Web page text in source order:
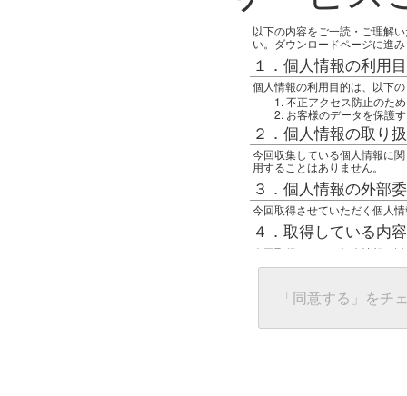
以下の内容をご一読・ご理解
い。ダウンロードページに進
１．個人情報の利用
個人情報の利用目的は、以下
不正アクセス防止のため
お客様のデータを保護
２．個人情報の取り
今回収集している個人情報に
用することはありません。
３．個人情報の外部
今回取得させていただく個人
４．取得している内
今回取得している個人情報は
任意の名前
グローバルIPアドレス
接続ホスト情報
５．個人情報に関す
「同意する」をチ